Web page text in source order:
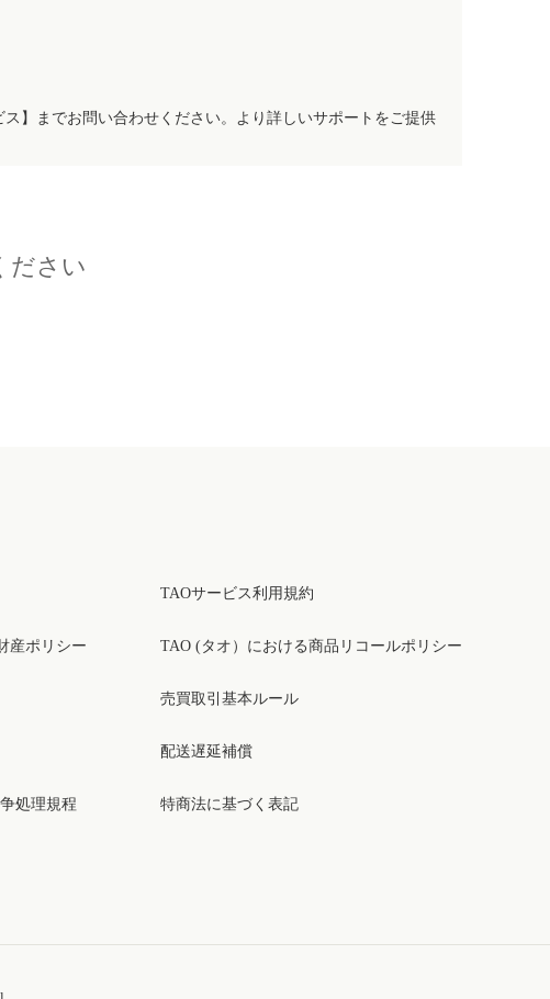
】までお問い合わせください。より詳しいサポートをご提供
ださい
産ポリシー
処理規程
TAOサービス利用規約
TAO (タオ）における商品リコールポリシー
売買取引基本ルール
配送遅延補償
特商法に基づく表記